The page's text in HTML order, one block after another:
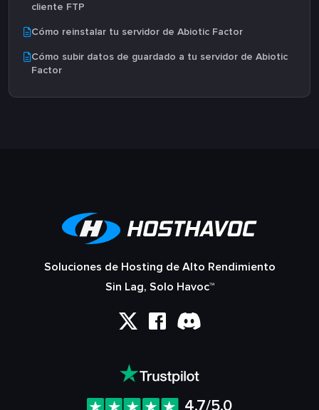
cliente FTP
Cómo reinstalar tu servidor de Abiotic Factor
Cómo subir datos de guardado a tu servidor de Abiotic
Factor
Soluciones de Hosting de Alto Rendimiento
Sin Lag, Solo Havoc™
4.7/5.0